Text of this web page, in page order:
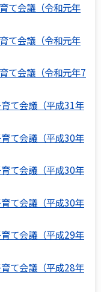
て会議（令和元年
て会議（令和元年
て会議（令和元年7
て会議（平成31年
て会議（平成30年
て会議（平成30年
て会議（平成30年
て会議（平成29年
て会議（平成28年